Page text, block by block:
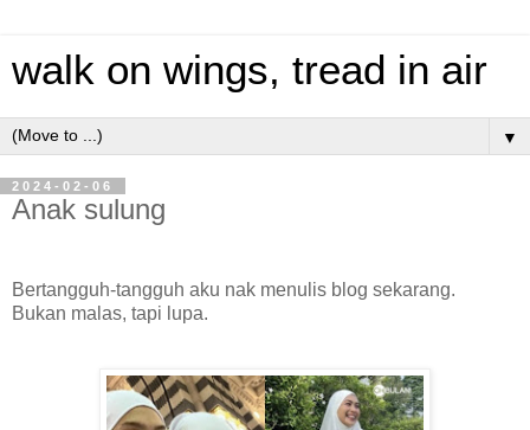
walk on wings, tread in air
▼
2024-02-06
Anak sulung
Bertangguh-tangguh aku nak menulis blog sekarang.
Bukan malas, tapi lupa.